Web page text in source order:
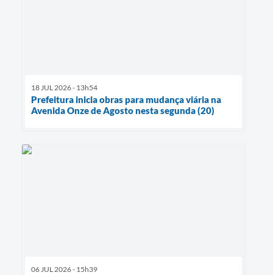
18 JUL 2026 - 13h54
Prefeitura inicia obras para mudança viária na
Avenida Onze de Agosto nesta segunda (20)
06 JUL 2026 - 15h39